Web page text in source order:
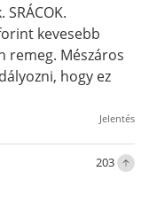
SRÁCOK.
kevesebb
remeg. Mészáros
hogy ez
Jelentés
203